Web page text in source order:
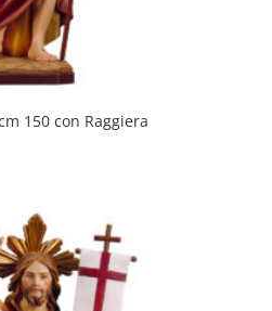
150 con Raggiera